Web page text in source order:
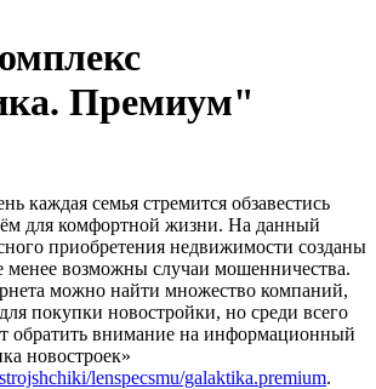
Премиум"
каждая семья стремится обзавестись
для комфортной жизни. На данный
приобретения недвижимости созданы
менее возможны случаи мошенничества.
можно найти множество компаний,
покупки новостройки, но среди всего
обратить внимание на информационный
новостроек»
lenspecsmu/galaktika.premium.